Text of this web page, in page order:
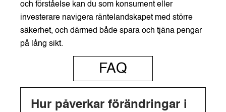
och förståelse kan du som konsument eller
investerare navigera räntelandskapet med större
säkerhet, och därmed både spara och tjäna pengar
på lång sikt.
FAQ
Hur påverkar förändringar i